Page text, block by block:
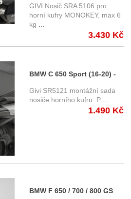
hliníkový horní nosič Givi
SRA5106
GIVI Nosič SRA 5106 pro
horní kufry MONOKEY, max 6
kg
3.430 Kč
BMW C 650 Sport (16-20) -
horní nosič Givi SR5121
Givi SR5121 montážní sada
nosiče horního kufru P
1.490 Kč
BMW F 650 / 700 / 800 GS